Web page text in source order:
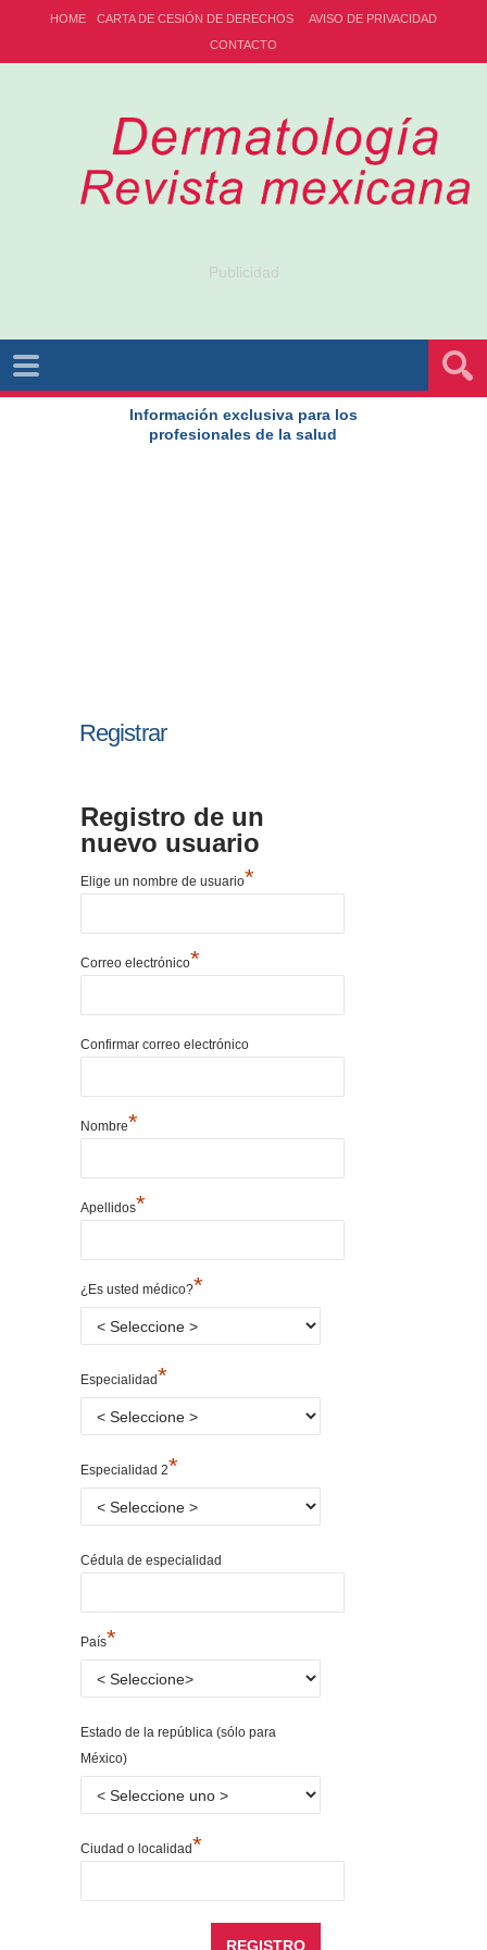
HOME CARTA DE CESIÓN DE DERECHOS
AVISO DE PRIVACIDAD
CONTACTO
Publicidad
Información exclusiva para los
profesionales de la salud
Registrar
Registro de un
nuevo usuario
Elige un nombre de usuario*
Correo electrónico*
Confirmar correo electrónico
Nombre*
Apellidos*
¿Es usted médico?*
Especialidad*
Especialidad 2*
Cédula de especialidad
País*
Estado de la república (sólo para
México)
Ciudad o localidad*